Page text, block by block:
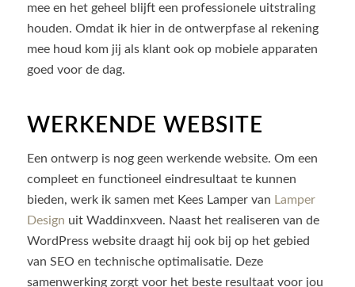
mee en het geheel blijft een professionele uitstraling
houden. Omdat ik hier in de ontwerpfase al rekening
mee houd kom jij als klant ook op mobiele apparaten
goed voor de dag.
WERKENDE WEBSITE
Een ontwerp is nog geen werkende website. Om een
compleet en functioneel eindresultaat te kunnen
bieden, werk ik samen met Kees Lamper van Lamper
Design uit Waddinxveen. Naast het realiseren van de
WordPress website draagt hij ook bij op het gebied
van SEO en technische optimalisatie. Deze
samenwerking zorgt voor het beste resultaat voor jou